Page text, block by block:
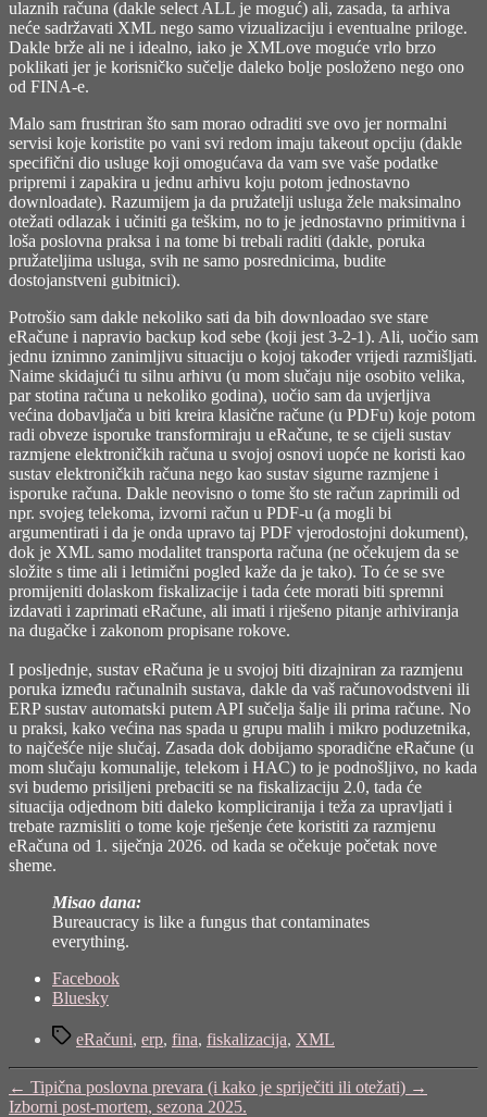
ulaznih računa (dakle select ALL je moguć) ali, zasada, ta arhiva
neće sadržavati XML nego samo vizualizaciju i eventualne priloge.
Dakle brže ali ne i idealno, iako je XMLove moguće vrlo brzo
poklikati jer je korisničko sučelje daleko bolje posloženo nego ono
od FINA-e.
Malo sam frustriran što sam morao odraditi sve ovo jer normalni
servisi koje koristite po vani svi redom imaju takeout opciju (dakle
specifični dio usluge koji omogućava da vam sve vaše podatke
pripremi i zapakira u jednu arhivu koju potom jednostavno
downloadate). Razumijem ja da pružatelji usluga žele maksimalno
otežati odlazak i učiniti ga teškim, no to je jednostavno primitivna i
loša poslovna praksa i na tome bi trebali raditi (dakle, poruka
pružateljima usluga, svih ne samo posrednicima, budite
dostojanstveni gubitnici).
Potrošio sam dakle nekoliko sati da bih downloadao sve stare
eRačune i napravio backup kod sebe (koji jest 3-2-1). Ali, uočio sam
jednu iznimno zanimljivu situaciju o kojoj također vrijedi razmišljati.
Naime skidajući tu silnu arhivu (u mom slučaju nije osobito velika,
par stotina računa u nekoliko godina), uočio sam da uvjerljiva
većina dobavljača u biti kreira klasične račune (u PDFu) koje potom
radi obveze isporuke transformiraju u eRačune, te se cijeli sustav
razmjene elektroničkih računa u svojoj osnovi uopće ne koristi kao
sustav elektroničkih računa nego kao sustav sigurne razmjene i
isporuke računa. Dakle neovisno o tome što ste račun zaprimili od
npr. svojeg telekoma, izvorni račun u PDF-u (a mogli bi
argumentirati i da je onda upravo taj PDF vjerodostojni dokument),
dok je XML samo modalitet transporta računa (ne očekujem da se
složite s time ali i letimični pogled kaže da je tako). To će se sve
promijeniti dolaskom fiskalizacije i tada ćete morati biti spremni
izdavati i zaprimati eRačune, ali imati i riješeno pitanje arhiviranja
na dugačke i zakonom propisane rokove.
I posljednje, sustav eRačuna je u svojoj biti dizajniran za razmjenu
poruka između računalnih sustava, dakle da vaš računovodstveni ili
ERP sustav automatski putem API sučelja šalje ili prima račune. No
u praksi, kako većina nas spada u grupu malih i mikro poduzetnika,
to najčešće nije slučaj. Zasada dok dobijamo sporadične eRačune (u
mom slučaju komunalije, telekom i HAC) to je podnošljivo, no kada
svi budemo prisiljeni prebaciti se na fiskalizaciju 2.0, tada će
situacija odjednom biti daleko kompliciranija i teža za upravljati i
trebate razmisliti o tome koje rješenje ćete koristiti za razmjenu
eRačuna od 1. siječnja 2026. od kada se očekuje početak nove
sheme.
Misao dana:
Bureaucracy is like a fungus that contaminates
everything.
Share
"Konfuzija
eRačuna"
Facebook
Bluesky
TagseRačuni, erp, fina, fiskalizacija, XML
← Tipična poslovna prevara (i kako je spriječiti ili otežati) →
Izborni post-mortem, sezona 2025.